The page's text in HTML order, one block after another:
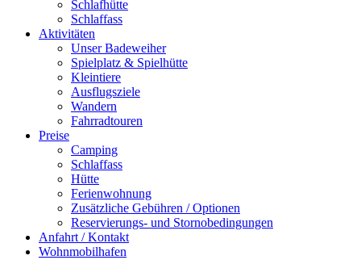
Schlafhütte
Schlaffass
Aktivitäten
Unser Badeweiher
Spielplatz & Spielhütte
Kleintiere
Ausflugsziele
Wandern
Fahrradtouren
Preise
Camping
Schlaffass
Hütte
Ferienwohnung
Zusätzliche Gebühren / Optionen
Reservierungs- und Stornobedingungen
Anfahrt / Kontakt
Wohnmobilhafen